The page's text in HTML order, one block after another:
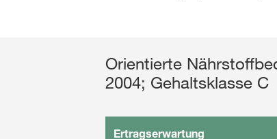
Orientierte
2004; Gehaltsklasse C
Ertragserwartung